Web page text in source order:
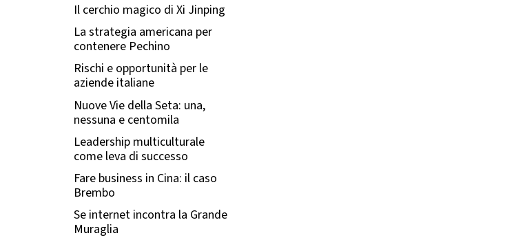
Il cerchio magico di Xi Jinping
La strategia americana per
contenere Pechino
Rischi e opportunità per le
aziende italiane
Nuove Vie della Seta: una,
nessuna e centomila
Leadership multiculturale
come leva di successo
Fare business in Cina: il caso
Brembo
Se internet incontra la Grande
Muraglia